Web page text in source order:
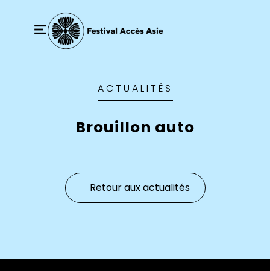
ACTUALITÉS
Brouillon auto
Retour aux actualités